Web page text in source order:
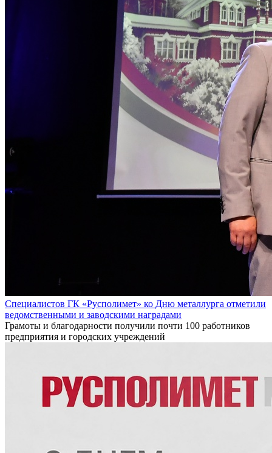
Специалистов ГК «Русполимет» ко Дню металлурга отметили
ведомственными и заводскими наградами
Грамоты и благодарности получили почти 100 работников
предприятия и городских учреждений